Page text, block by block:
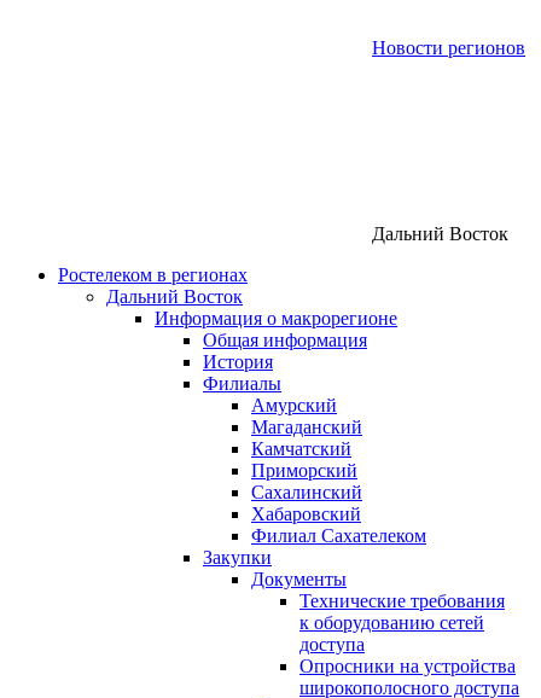
Новости регионов
Дальний Восток
Ростелеком в регионах
Дальний Восток
Информация о макрорегионе
Общая информация
История
Филиалы
Амурский
Магаданский
Камчатский
Приморский
Сахалинский
Хабаровский
Филиал Сахателеком
Закупки
Документы
Технические требования
к оборудованию сетей
доступа
Опросники на устройства
широкополосного доступа